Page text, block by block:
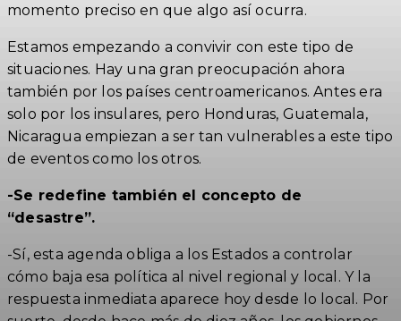
momento preciso en que algo así ocurra.
Estamos empezando a convivir con este tipo de
situaciones. Hay una gran preocupación ahora
también por los países centroamericanos. Antes era
solo por los insulares, pero Honduras, Guatemala,
Nicaragua empiezan a ser tan vulnerables a este tipo
de eventos como los otros.
-Se redefine también el concepto de
“desastre”.
-Sí, esta agenda obliga a los Estados a controlar
cómo baja esa política al nivel regional y local. Y la
respuesta inmediata aparece hoy desde lo local. Por